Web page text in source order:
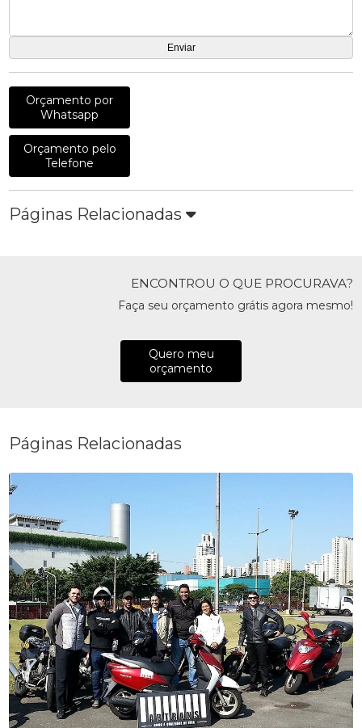
Orçamento por
Whatsapp
Orçamento pelo
Telefone
Páginas Relacionadas
ENCONTROU O QUE PROCURAVA?
Faça seu orçamento grátis agora mesmo!
Quero meu
orçamento
Páginas Relacionadas